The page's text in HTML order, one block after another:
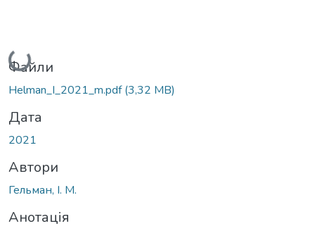
Вантажиться...
Файли
Helman_I_2021_m.pdf(3,32 MB)
Дата
2021
Автори
Гельман, І. М.
Анотація